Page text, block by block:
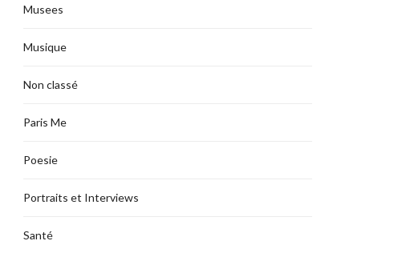
Musees
Musique
Non classé
Paris Me
Poesie
Portraits et Interviews
Santé